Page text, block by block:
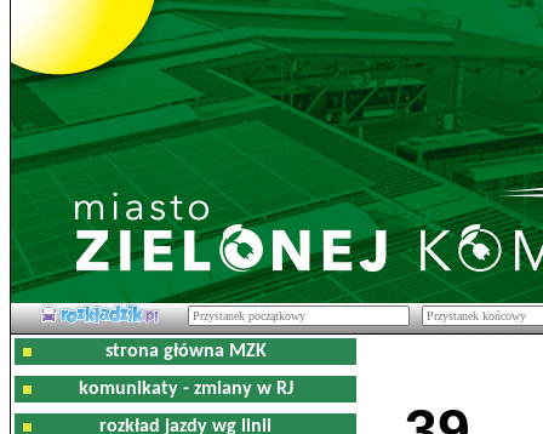
strona główna MZK
komunikaty - zmiany w RJ
rozkład jazdy wg linii